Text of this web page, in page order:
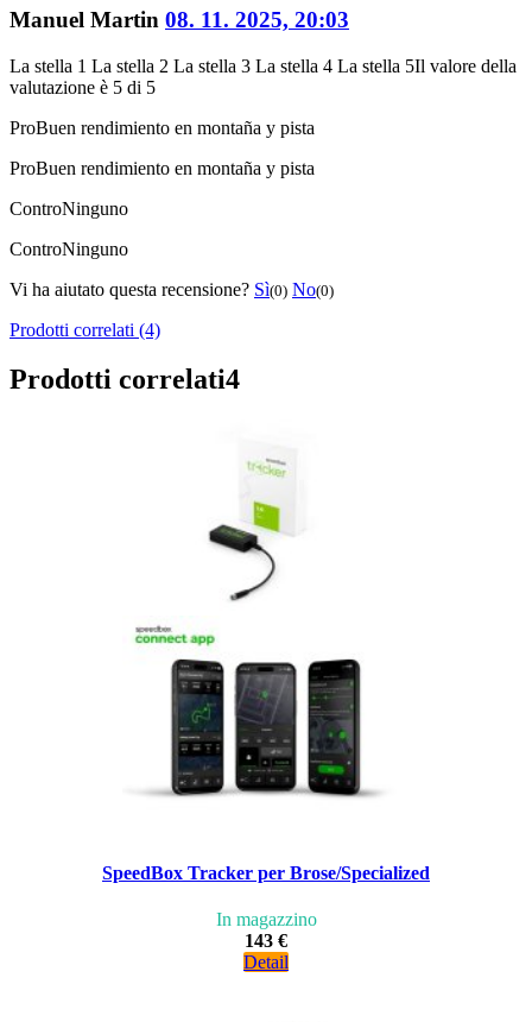
Manuel Martin 08. 11. 2025, 20:03
La stella 1 La stella 2 La stella 3 La stella 4 La stella 5Il valore della
valutazione è 5 di 5
ProBuen rendimiento en montaña y pista
ProBuen rendimiento en montaña y pista
ControNinguno
ControNinguno
Vi ha aiutato questa recensione? Sì(0) No(0)
Prodotti correlati (4)
Prodotti correlati4
SpeedBox Tracker per Brose/Specialized
In magazzino
143 €
Detail